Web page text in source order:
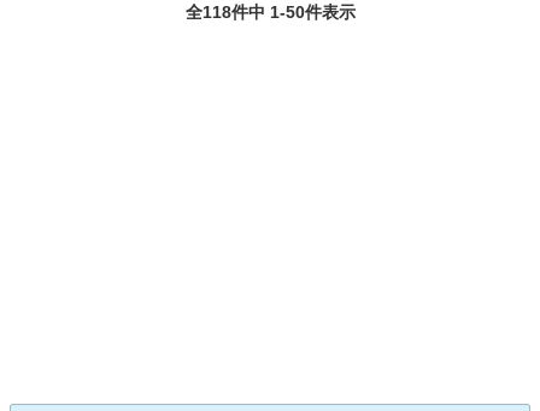
全118件中 1-50件表示